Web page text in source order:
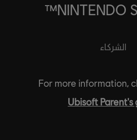
NINTENDO
الشركاء
For more information,
Ubisoft Parent's